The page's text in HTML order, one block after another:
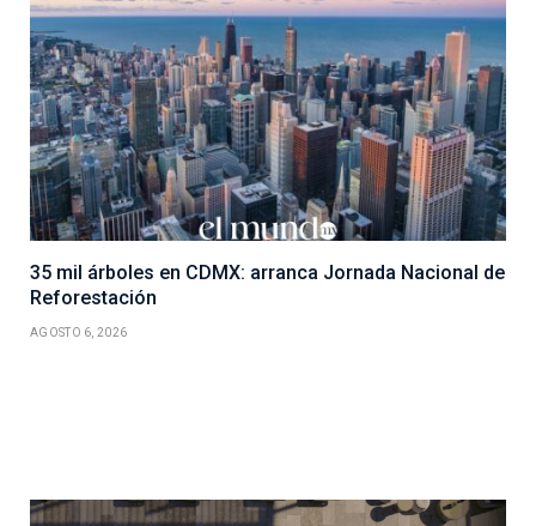
35 mil árboles en CDMX: arranca Jornada Nacional de
Reforestación
AGOSTO 6, 2026